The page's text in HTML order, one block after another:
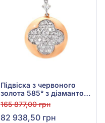
Підвіска з червоного
золота 585° з діамантом
0,69ct, арт. 6-32070
165 877,00 грн
82 938,50 грн